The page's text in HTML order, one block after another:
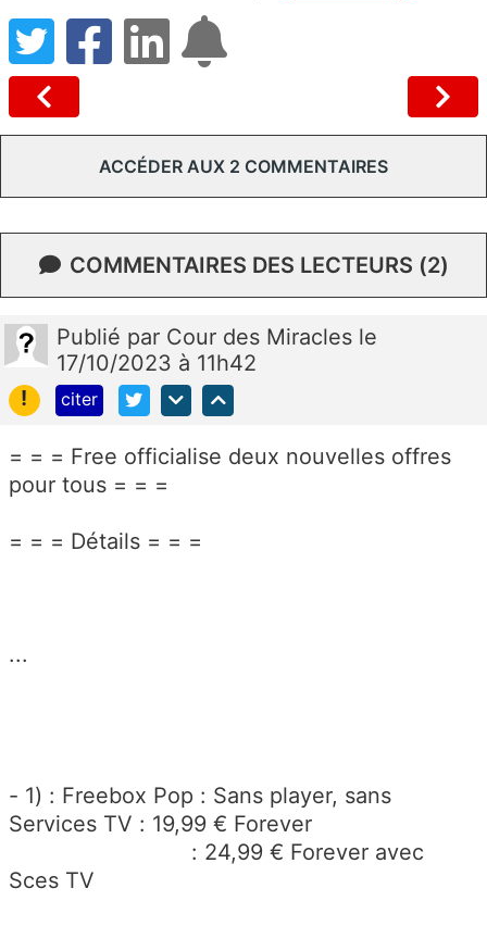
ACCÉDER AUX 2 COMMENTAIRES
COMMENTAIRES DES LECTEURS (2)
Publié par Cour des Miracles le
17/10/2023 à 11h42
!
citer
= = = Free officialise deux nouvelles offres
pour tous = = =
= = = Détails = = =
...
- 1) : Freebox Pop : Sans player, sans
Services TV : 19,99 € Forever
: 24,99 € Forever avec
Sces TV